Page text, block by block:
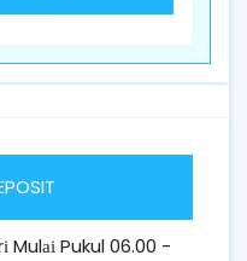
Pukul 06.00 -